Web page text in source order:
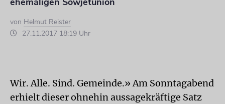
von Helmut Reister
27.11.2017 18:19 Uhr
Wir. Alle. Sind. Gemeinde.» Am Sonntagabend
erhielt dieser ohnehin aussagekräftige Satz